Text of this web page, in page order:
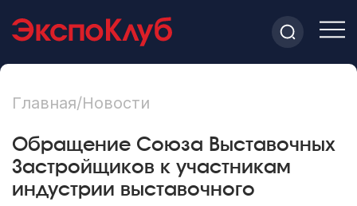
Главная/Новости
Обращение Союза Выставочных
Застройщиков к участникам
индустрии выставочного